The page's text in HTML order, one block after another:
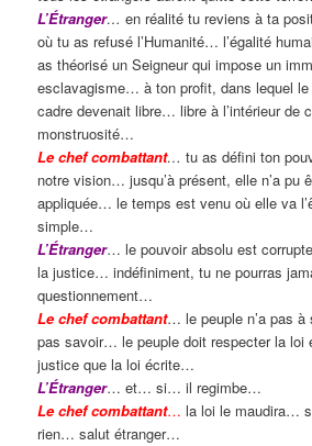
L’Étranger…en réalité tu reviens à ta
où tu as refusé l’Humanité… l’égalité
as théorisé un Seigneur qui impose un
esclavagisme… à ton profit, dans lequel
cadre devenait libre… libre à l’intérieur de
monstruosité…
Le chef combattant…tu as défini ton
notre vision… jusqu’à présent, elle n’a pu
appliquée… le temps est venu où elle va
simple…
L’Étranger… le pouvoir absolu est
la justice… indéfiniment, tu ne pourras
questionnement…
Le chef combattant… le peuple n’a pas à
pas savoir… le peuple doit respecter la loi
justice que la loi écrite…
L’Étranger… et… si… il regimbe…
Le chef combattant… la loi le maudira…
rien… salut étranger…